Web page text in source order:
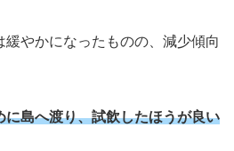
やかになったものの、減少傾向
に島へ渡り、試飲したほうが良い